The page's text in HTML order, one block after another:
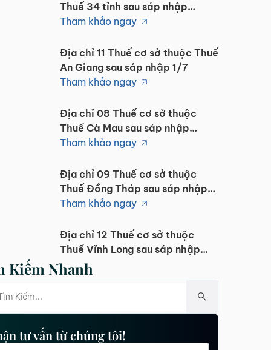
Thuế 34 tỉnh sau sáp nhập
1/7/2025
Tham khảo ngay
Địa chỉ 11 Thuế cơ sở thuộc Thuế
An Giang sau sáp nhập 1/7
Tham khảo ngay
Địa chỉ 08 Thuế cơ sở thuộc
Thuế Cà Mau sau sáp nhập
1/7/2025
Tham khảo ngay
Địa chỉ 09 Thuế cơ sở thuộc
Thuế Đồng Tháp sau sáp nhập
1/7/2025
Tham khảo ngay
Địa chỉ 12 Thuế cơ sở thuộc
Thuế Vĩnh Long sau sáp nhập
1/7/2025
Tham khảo ngay
Thuế Tây Ninh sau sáp nhập
Kiếm Nhanh
tư vấn từ chúng tôi!